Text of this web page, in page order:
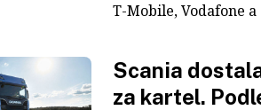
T-Mobile, Vodafone a
Scania
za kartel.